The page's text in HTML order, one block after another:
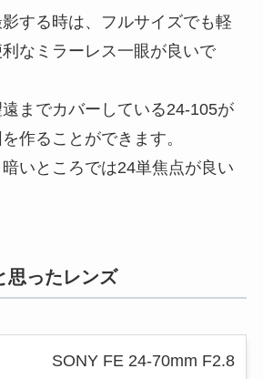
する時は、フルサイズでも軽
なミラーレス一眼が良いで
までカバーしている24-105が
作ることができます。
いところでは24単焦点が良い
思ったレンズ
SONY FE 24-70mm F2.8